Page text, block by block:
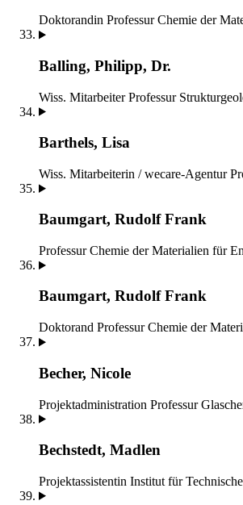
Doktorandin Professur Chemie der
Balling, Philipp, Dr.
Wiss. Mitarbeiter Professur
Barthels, Lisa
Wiss. Mitarbeiterin / wecare-Agentur
Baumgart, Rudolf Frank
Professur Chemie der Materialien für
Baumgart, Rudolf Frank
Doktorand Professur Chemie der
Becher, Nicole
Projektadministration Professur
Bechstedt, Madlen
Projektassistentin Institut für